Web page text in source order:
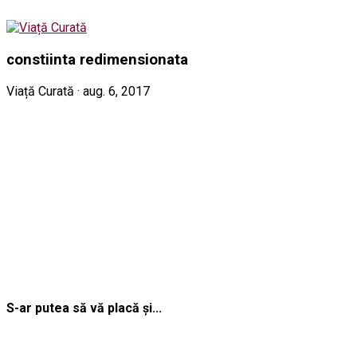
constiinta redimensionata
Viață Curată · aug. 6, 2017
S-ar putea să vă placă și...